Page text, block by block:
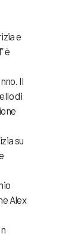
e
è
Il
di
su
Alex